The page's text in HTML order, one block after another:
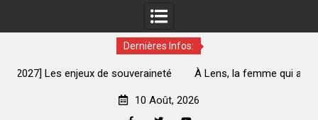
Dernières Infos:
À Lens, la femme qui avait été brûlée avec son bébé par
10 Août, 2026